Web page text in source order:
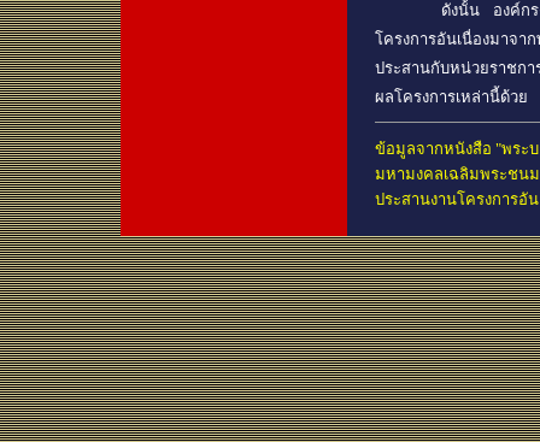
ดังนั้น องค์กรดังกล่า
โครงการอันเนื่องมาจ
ประสานกับหน่วยราชกา
ผลโครงการเหล่านี้ด้วย
ข้อมูลจากหนังสือ "พระ
มหามงคลเฉลิมพระชน
ประสานงานโครงการอั